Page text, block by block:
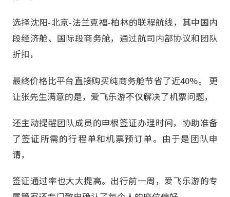
选择沈阳-北京-法兰克福-柏林的联程航线，其中国内
段经济舱、国际段商务舱，通过航司内部协议和团队
折扣，
最终价格比平台直接购买纯商务舱节省了近40%。 更
让张先生满意的是，爱飞乐游不仅解决了机票问题，
还主动提醒团队成员的申根签证办理时间，协助准备
了签证所需的行程单和机票预订单。由于是团队申
请，
签证通过率也大大提高。出行前一周，爱飞乐游的专